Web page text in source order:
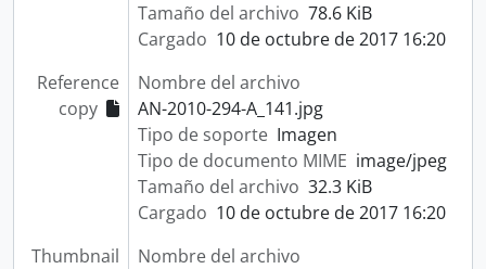
Tamaño del archivo 78.6 KiB
Cargado 10 de octubre de 2017 16:20
Reference
copy
Nombre del archivo
AN-2010-294-A_141.jpg
Tipo de soporte Imagen
Tipo de documento MIME image/jpeg
Tamaño del archivo 32.3 KiB
Cargado 10 de octubre de 2017 16:20
Thumbnail
Nombre del archivo